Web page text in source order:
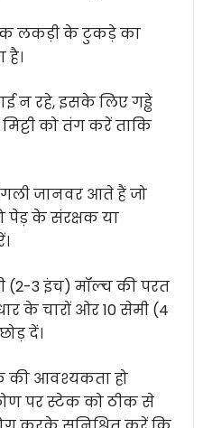
लकड़ी के टुकड़े का
है।
न रहे, इसके लिए गड्ढे
को तंग करें ताकि
जानवर आते हैं जो
पेड़ के संरक्षक या
(2-3 इंच) मॉल्च की परत
के चारों ओर 10 सेमी (4
दें।
की आवश्यकता हो
पर स्टेक को ठीक से